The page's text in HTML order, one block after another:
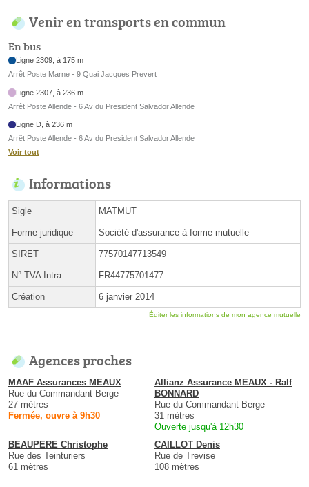
Venir en transports en commun
En bus
Ligne 2309, à 175 m
Arrêt Poste Marne - 9 Quai Jacques Prevert
Ligne 2307, à 236 m
Arrêt Poste Allende - 6 Av du President Salvador Allende
Ligne D, à 236 m
Arrêt Poste Allende - 6 Av du President Salvador Allende
Voir tout
Informations
Sigle MATMUT
Forme juridique Société d'assurance à forme mutuelle
SIRET 77570147713549
N° TVA Intra. FR44775701477
Création 6 janvier 2014
Éditer les informations de mon agence mutuelle
Agences proches
MAAF Assurances MEAUX
Rue du Commandant Berge
27 mètres
Fermée, ouvre à 9h30
Allianz Assurance MEAUX - Ralf
BONNARD
Rue du Commandant Berge
31 mètres
Ouverte jusqu'à 12h30
BEAUPERE Christophe
Rue des Teinturiers
61 mètres
CAILLOT Denis
Rue de Trevise
108 mètres